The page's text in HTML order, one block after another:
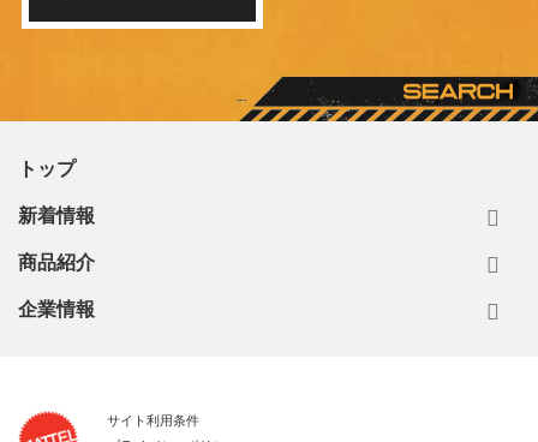
トップ
新着情報
商品紹介
企業情報
サイト利用条件